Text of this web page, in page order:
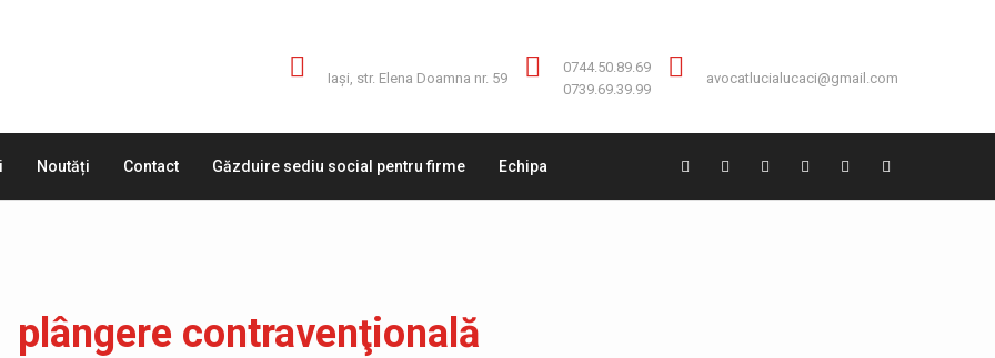
Iaşi, str. Elena Doamna nr. 59
0744.50.89.69
0739.69.39.99
avocatlucialucaci@gmail.com
Noutăți Contact Găzduire sediu social pentru firme Echipa
plângere contravenţională